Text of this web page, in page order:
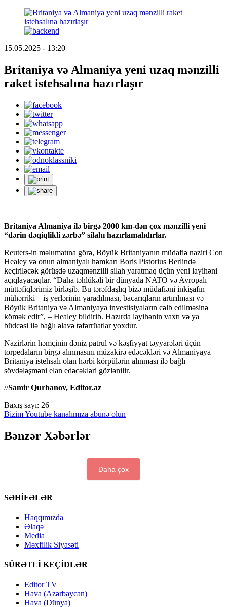
15.05.2025 - 13:20
Britaniya və Almaniya yeni uzaq mənzilli
raket istehsalına hazırlaşır
Britaniya Almaniya ilə birgə 2000 km-dən çox mənzilli yeni
“dərin dəqiqlikli zərbə” silahı hazırlamalıdırlar.
Reuters-in məlumatına görə, Böyük Britaniyanın müdafiə naziri Con
Healey və onun almaniyalı həmkarı Boris Pistorius Berlində
keçiriləcək görüşdə uzaqmənzilli silah yaratmaq üçün yeni layihəni
açıqlayacaqlar. “Daha təhlükəli bir dünyada NATO və Avropalı
müttəfiqlərimiz birləşib. Bu tərəfdaşlıq bizə müdafiəni inkişafın
mühərriki – iş yerlərinin yaradılması, bacarıqların artırılması və
Böyük Britaniya və Almaniyaya investisiyaların cəlb edilməsinə
kömək edir”, – Healey bildirib. Hazırda layihənin vaxtı və ya
büdcəsi ilə bağlı əlavə təfərrüatlar yoxdur.
Nazirlərin həmçinin dəniz patrul və kəşfiyyat təyyarələri üçün
torpedaların birgə alınmasını müzakirə edəcəkləri və Almaniyaya
Britaniya istehsalı olan hərbi körpülərin alınması ilə bağlı
sövdələşməni elan edəcəkləri gözlənilir.
//Samir Qurbanov, Editor.az
Baxış sayı: 26
Bizim Youtube kanalımıza abunə olun
Bənzər Xəbərlər
Daha çox
SƏHİFƏLƏR
Haqqımızda
Əlaqə
Media
Məxfilik Siyasəti
SÜRƏTLİ KEÇİDLƏR
Editor TV
Hava (Azərbaycan)
Hava (Dünya)